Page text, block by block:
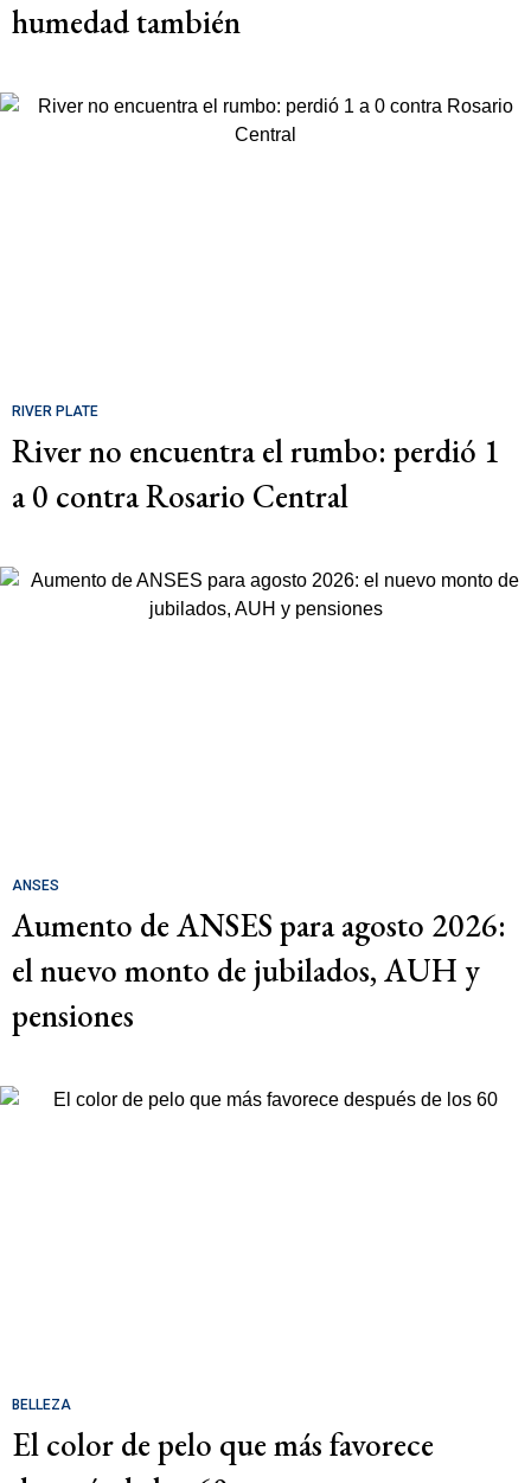
humedad también
RIVER PLATE
River no encuentra el rumbo: perdió 1
a 0 contra Rosario Central
ANSES
Aumento de ANSES para agosto 2026:
el nuevo monto de jubilados, AUH y
pensiones
BELLEZA
El color de pelo que más favorece